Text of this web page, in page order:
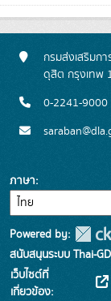
กรมส่งเสริมก
ดุสิต กรุงเทพ
0-2241-9000
ภาษา
Powered by:
สนับสนุนระบบ Thai-
เว็บไซต์ที่
เกี่ยวข้อง: